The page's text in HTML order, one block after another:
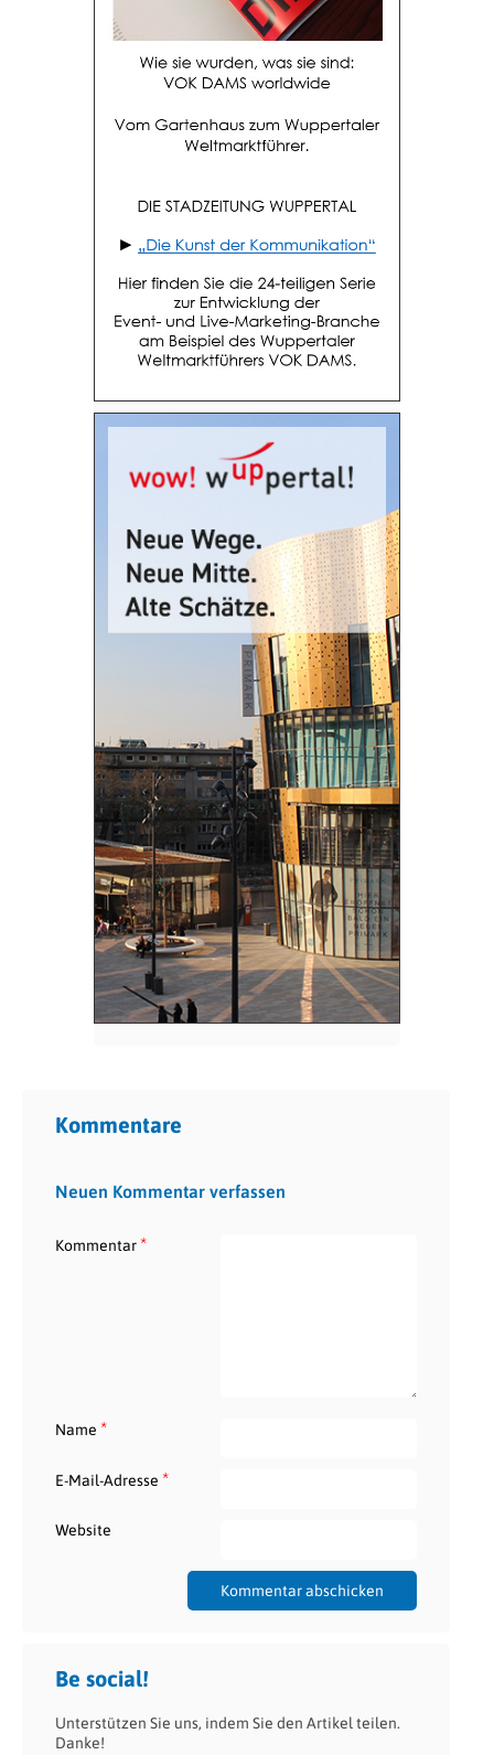
Kommentare
Neuen Kommentar verfassen
Kommentar*
Name *
E-Mail-Adresse *
Website
Be social!
Unterstützen Sie uns, indem Sie den Artikel teilen.
Danke!